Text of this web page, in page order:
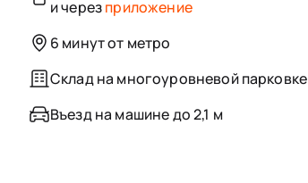
и черезприложение
6 минут от метро
Склад на многоуровневой парковке
Въезд на машине до 2,1 м